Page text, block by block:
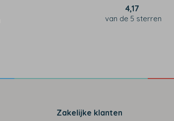
4,17
van de 5 sterren
Zakelijke klanten